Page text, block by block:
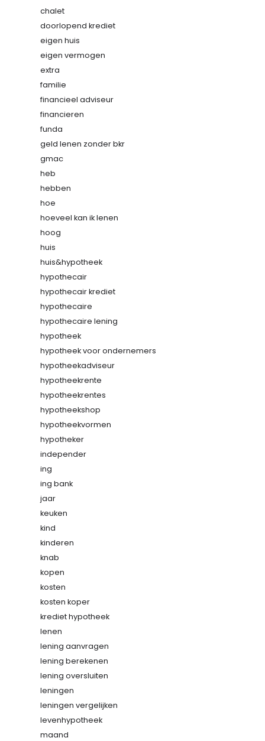
chalet
doorlopend krediet
eigen huis
eigen vermogen
extra
familie
financieel adviseur
financieren
funda
geld lenen zonder bkr
gmac
heb
hebben
hoe
hoeveel kan ik lenen
hoog
huis
huis&hypotheek
hypothecair
hypothecair krediet
hypothecaire
hypothecaire lening
hypotheek
hypotheek voor ondernemers
hypotheekadviseur
hypotheekrente
hypotheekrentes
hypotheekshop
hypotheekvormen
hypotheker
independer
ing
ing bank
jaar
keuken
kind
kinderen
knab
kopen
kosten
kosten koper
krediet hypotheek
lenen
lening aanvragen
lening berekenen
lening oversluiten
leningen
leningen vergelijken
levenhypotheek
maand